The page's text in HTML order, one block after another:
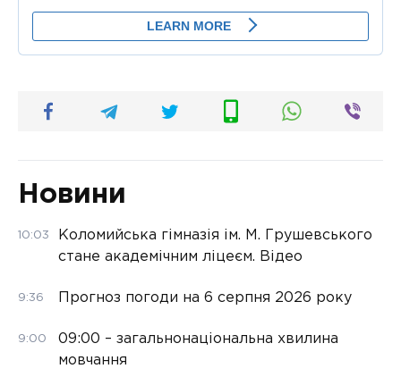
Новини
10:03
Коломийська гімназія ім. М. Грушевського
стане академічним ліцеєм. Відео
9:36 Прогноз погоди на 6 серпня 2026 року
9:00
09:00 – загальнонаціональна хвилина
мовчання